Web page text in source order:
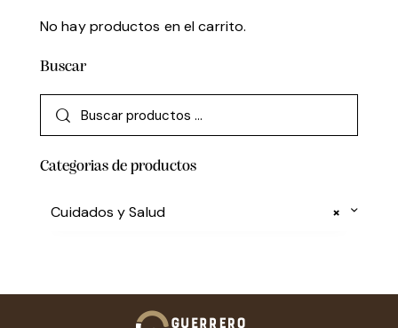
No hay productos en el carrito.
Buscar
Categorias de productos
×
Cuidados y Salud